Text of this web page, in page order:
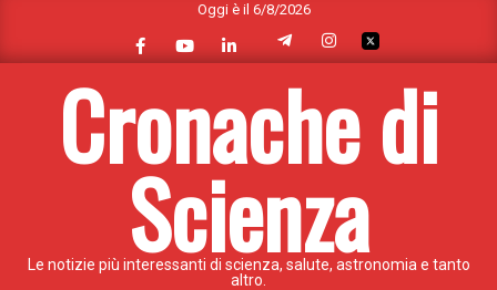
content
Oggi è il 6/8/2026
Cronache di
Scienza
Le notizie più interessanti di scienza, salute, astronomia e tanto
altro.